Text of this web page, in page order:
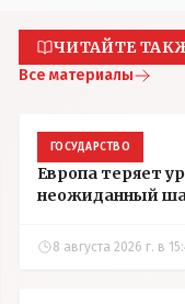
ЧИТАЙТЕ
Все материалы
ГОСУДАРСТВО
Европа теряет
неожиданный
8 августа 2026 г. в